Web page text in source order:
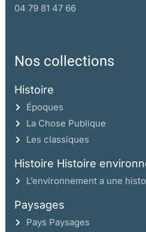
04 79 81 47 66
Nos collections
Histoire
Époques
La Chose Publique
Les classiques
Histoire Histoire
L’environnement a une
Paysages
Pays Paysages